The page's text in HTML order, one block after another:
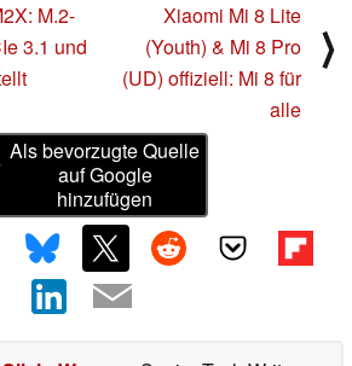
M.2-
3.1 und
Xiaomi Mi 8 Lite
(Youth) & Mi 8 Pro
(UD) offiziell: Mi 8 für
alle
⟩
Als bevorzugte Quelle
auf Google
hinzufügen